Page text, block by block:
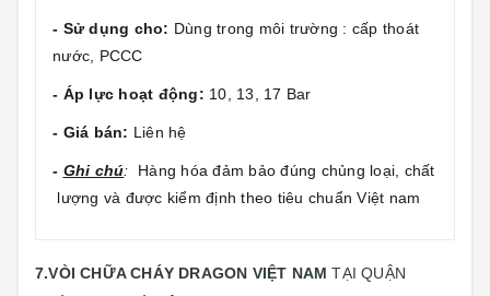
- Sử dụng cho: Dùng trong môi trường : cấp thoát
nước, PCCC
- Áp lực hoạt động: 10, 13, 17 Bar
- Giá bán: Liên hệ
- Ghi chú: Hàng hóa đảm bảo đúng chủng loại, chất
lượng và được kiểm định theo tiêu chuẩn Việt nam
7.VÒI CHỮA CHÁY DRAGON VIỆT NAMTẠI QUẬN